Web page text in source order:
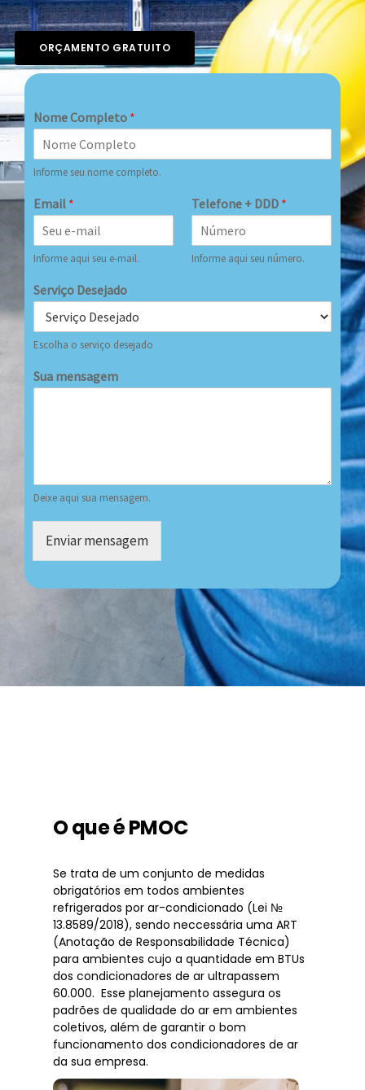
ORÇAMENTO GRATUITO
Nome Completo *
Informe seu nome completo.
Email *
Informe aqui seu e-mail.
Telefone + DDD *
Informe aqui seu número.
Serviço Desejado
Escolha o serviço desejado
Sua mensagem
Deixe aqui sua mensagem.
Enviar mensagem
O que é PMOC
Se trata de um conjunto de medidas
obrigatórios em todos ambientes
refrigerados por ar-condicionado (Lei №
13.8589/2018), sendo neccessária uma ART
(Anotação de Responsabilidade Técnica)
para ambientes cujo a quantidade em BTUs
dos condicionadores de ar ultrapassem
60.000. Esse planejamento assegura os
padrões de qualidade do ar em ambientes
coletivos, além de garantir o bom
funcionamento dos condicionadores de ar
da sua empresa.